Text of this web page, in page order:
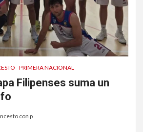
PRIMERA NACIONAL
Filipenses suma un
con p